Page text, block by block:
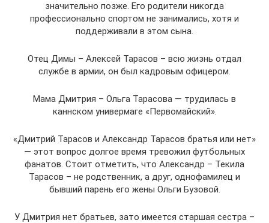
значительно позже. Его родители никогда
профессионально спортом не занимались, хотя и
поддерживали в этом сына.
Отец Димы – Алексей Тарасов – всю жизнь отдал
службе в армии, он был кадровым офицером.
Мама Дмитрия – Ольга Тарасова — трудилась в
каннском универмаге «Первомайский».
«Дмитрий Тарасов и Александр Тарасов братья или нет»
— этот вопрос долгое время тревожил футбольных
фанатов. Стоит отметить, что Александр – Текила
Тарасов – не родственник, а друг, однофамилец и
бывший парень его жены Ольги Бузовой.
У Дмитрия нет братьев, зато имеется старшая сестра –